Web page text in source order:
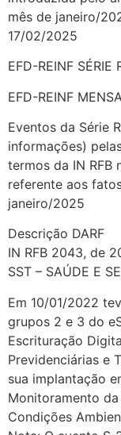
mês de janeiro/
17/02/2025
EFD-REINF SÉRIE
EFD-REINF
Eventos da Série
informações)
termos da IN RFB
referente aos
janeiro/2025
Descrição DARF
IN RFB 2043, de
SST – SAÚDE E
Em 10/01/2022
grupos 2 e 3 do
Escrituração
Previdenciárias e
sua implantação
Monitoramento
Condições